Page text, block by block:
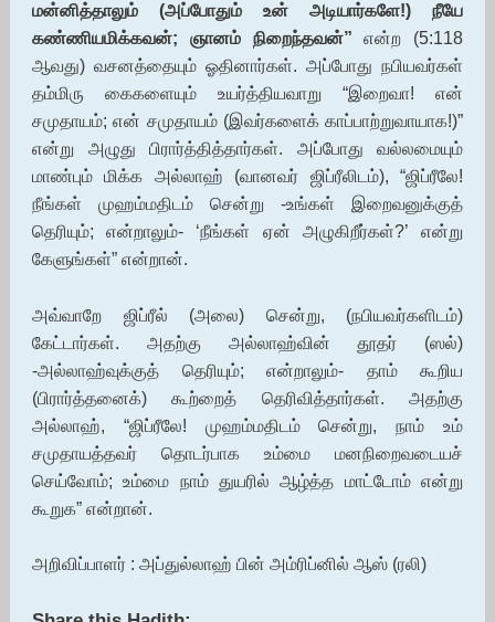
மன்னித்தாலும் (அப்போதும் உன் அடியார்களே!) நீயே
கண்ணியமிக்கவன்; ஞானம் நிறைந்தவன்” என்ற (5:118
ஆவது) வசனத்தையும் ஓதினார்கள். அப்போது நபியவர்கள்
தம்மிரு கைகளையும் உயர்த்தியவாறு “இறைவா! என்
சமுதாயம்; என் சமுதாயம் (இவர்களைக் காப்பாற்றுவாயாக!)”
என்று அழுது பிரார்த்தித்தார்கள். அப்போது வல்லமையும்
மாண்பும் மிக்க அல்லாஹ் (வானவர் ஜிப்ரீலிடம்), “ஜிப்ரீலே!
நீங்கள் முஹம்மதிடம் சென்று -உங்கள் இறைவனுக்குத்
தெரியும்; என்றாலும்- ‘நீங்கள் ஏன் அழுகிறீர்கள்?’ என்று
கேளுங்கள்” என்றான்.
அவ்வாறே ஜிப்ரீல் (அலை) சென்று, (நபியவர்களிடம்)
கேட்டார்கள். அதற்கு அல்லாஹ்வின் தூதர் (ஸல்)
-அல்லாஹ்வுக்குத் தெரியும்; என்றாலும்- தாம் கூறிய
(பிரார்த்தனைக்) கூற்றைத் தெரிவித்தார்கள். அதற்கு
அல்லாஹ், “ஜிப்ரீலே! முஹம்மதிடம் சென்று, நாம் உம்
சமுதாயத்தவர் தொடர்பாக உம்மை மனநிறைவடையச்
செய்வோம்; உம்மை நாம் துயரில் ஆழ்த்த மாட்டோம் என்று
கூறுக” என்றான்.
அறிவிப்பாளர் : அப்துல்லாஹ் பின் அம்ரிப்னில் ஆஸ் (ரலி)